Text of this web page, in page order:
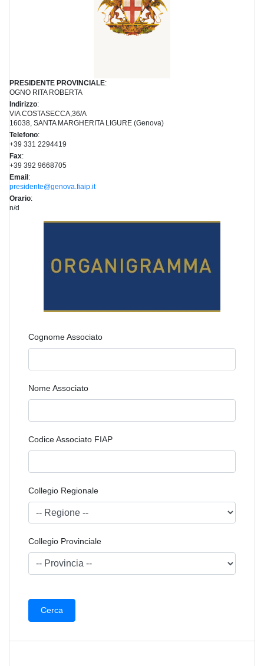
PRESIDENTE PROVINCIALE:
OGNO RITA ROBERTA
Indirizzo:
VIA COSTASECCA,36/A
16038, SANTA MARGHERITA LIGURE (Genova)
Telefono:
+39 331 2294419
Fax:
+39 392 9668705
Email:
presidente@genova.fiaip.it
Orario:
n/d
Cognome Associato
Nome Associato
Codice Associato FIAP
Collegio Regionale
Collegio Provinciale